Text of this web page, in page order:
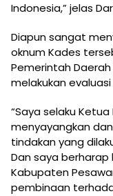
Indonesia,” jelas
Diapun sangat
oknum Kades
Pemerintah
melakukan
“Saya selaku Ketua
menyayangkan
tindakan yang
Dan saya
Kabupaten
pembinaan